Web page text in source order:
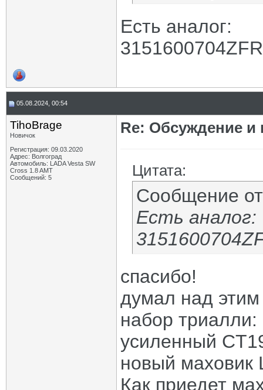
Есть аналог:
05.08.2024, 00:54
TihoBrage
Новичок
Регистрация: 09.03.2020
Адрес: Волгоград
Автомобиль: LADA Vesta SW
Cross 1.8 AMT
Сообщений: 5
Re: Обсуждение
Цитата:
Сообщение
Есть аналог:
спасибо!
думал над этим
набор
усиленный
новый маховик
Как приедет